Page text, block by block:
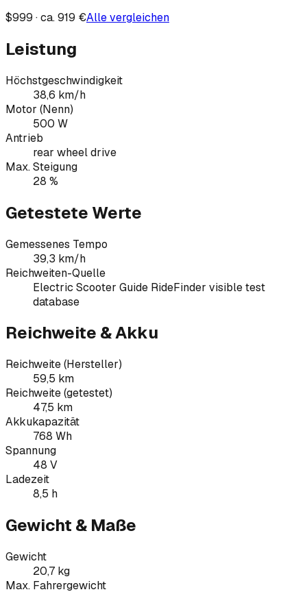
$999 · ca. 919 €Alle vergleichen
Leistung
Höchstgeschwindigkeit
38,6 km/h
Motor (Nenn)
500 W
Antrieb
rear wheel drive
Max. Steigung
28 %
Getestete Werte
Gemessenes Tempo
39,3 km/h
Reichweiten-Quelle
Electric Scooter Guide RideFinder visible test
database
Reichweite & Akku
Reichweite (Hersteller)
59,5 km
Reichweite (getestet)
47,5 km
Akkukapazität
768 Wh
Spannung
48 V
Ladezeit
8,5 h
Gewicht & Maße
Gewicht
20,7 kg
Max. Fahrergewicht